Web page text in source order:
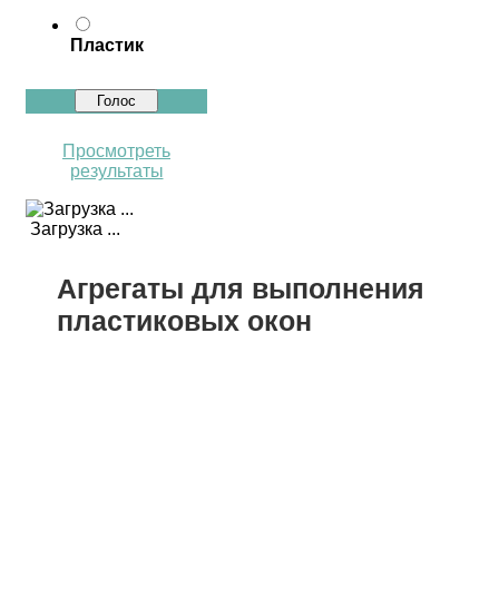
Пластик
Просмотреть
результаты
Загрузка ...
Агрегаты для выполнения
пластиковых окон